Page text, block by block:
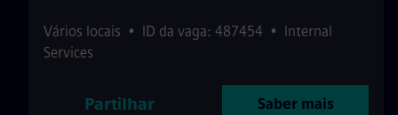
Vários locais • ID da vaga: 487454 • Internal
Services
Partilhar Saber mais